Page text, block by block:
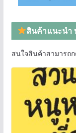
สินค้าแนะนำ
สนใจสินค้าสามารถ